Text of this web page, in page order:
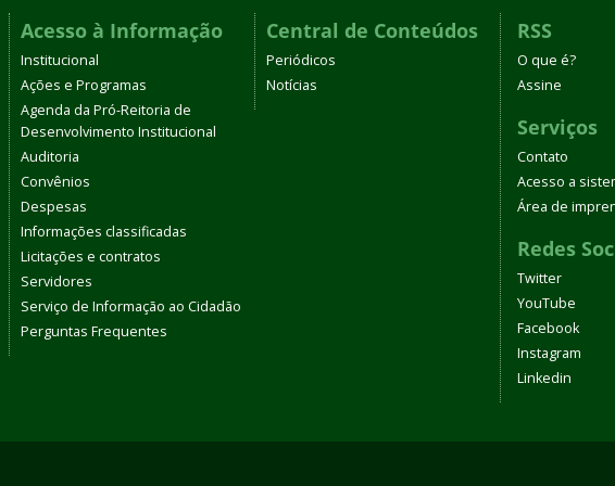
Acesso à Informação
Institucional
Ações e Programas
Agenda da Pró-Reitoria de
Desenvolvimento Institucional
Auditoria
Convênios
Despesas
Informações classificadas
Licitações e contratos
Servidores
Serviço de Informação ao Cidadão
Perguntas Frequentes
Central de Conteúdos
Periódicos
Notícias
RSS
O que é?
Assine
Serviços
Contato
Acesso a
Área de
Redes
Twitter
YouTube
Facebook
Instagram
Linkedin